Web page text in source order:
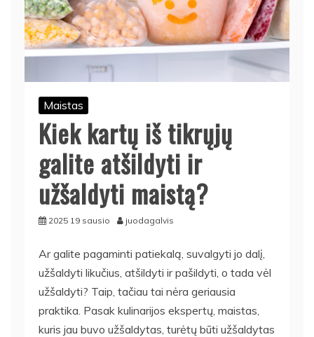
Maistas
Kiek kartų iš tikrųjų
galite atšildyti ir
užšaldyti maistą?
2025 19 sausio juodagalvis
Ar galite pagaminti patiekalą, suvalgyti jo dalį,
užšaldyti likučius, atšildyti ir pašildyti, o tada vėl
užšaldyti? Taip, tačiau tai nėra geriausia
praktika. Pasak kulinarijos ekspertų, maistas,
kuris jau buvo užšaldytas, turėtų būti užšaldytas